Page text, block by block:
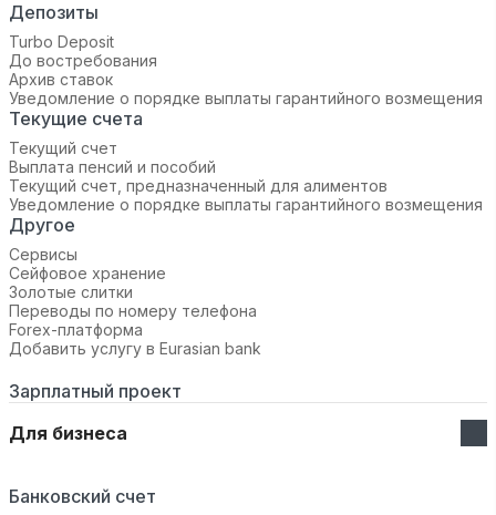
Депозиты
Turbo Deposit
До востребования
Архив ставок
Уведомление о порядке выплаты гарантийного возмещения
Текущие счета
Текущий счет
Выплата пенсий и пособий
Текущий счет, предназначенный для алиментов
Уведомление о порядке выплаты гарантийного возмещения
Другое
Сервисы
Сейфовое хранение
Золотые слитки
Переводы по номеру телефона
Forex-платформа
Добавить услугу в Eurasian bank
Зарплатный проект
Для бизнеса
Банковский счет